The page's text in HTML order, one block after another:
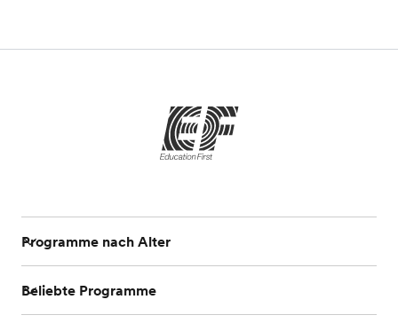
Programme nach Alter
Beliebte Programme